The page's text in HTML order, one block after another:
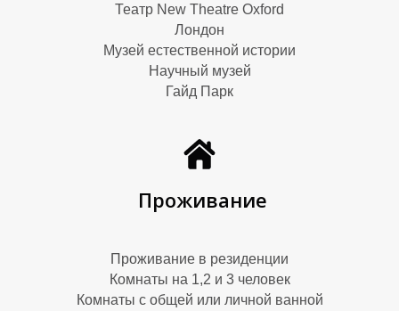
М
Театр New Theatre Oxford
Лондон
Музей естественной истории
Научный музей
Гайд Парк
Проживание
Проживание в резиденции
Комнаты на 1,2 и 3 человек
Комнаты с общей или личной ванной
М